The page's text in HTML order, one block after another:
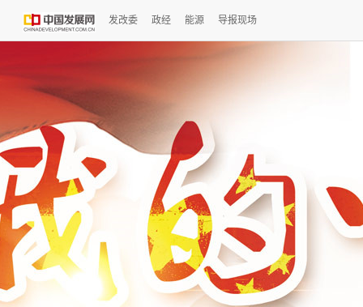
发改委 政经 能源 导报现场